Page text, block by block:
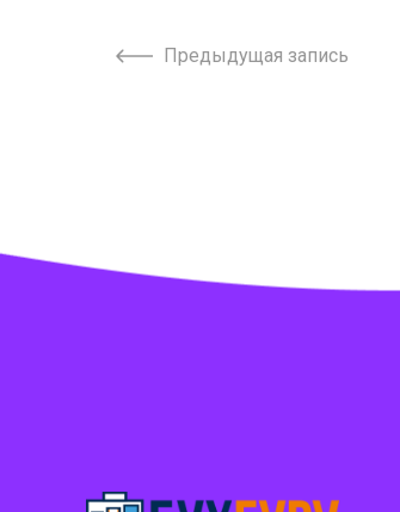
Предыдущая запись